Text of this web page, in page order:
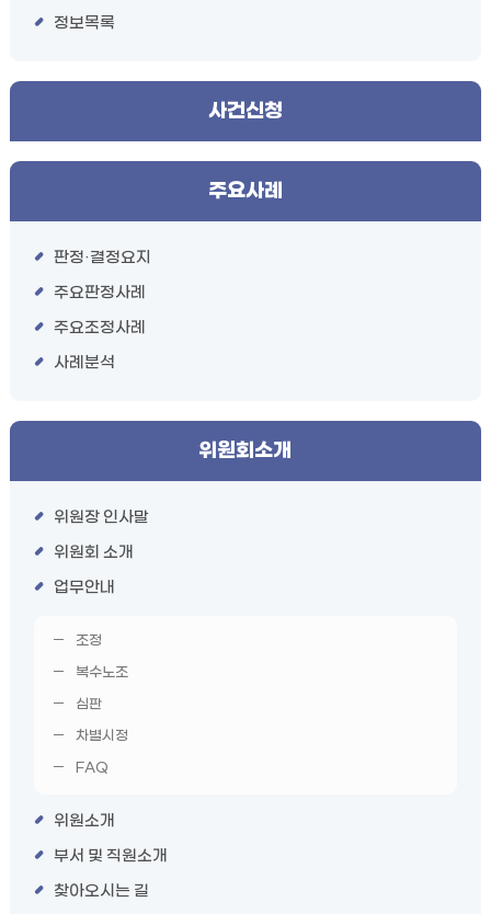
정보목록
사건신청
주요사례
판정·결정요지
주요판정사례
주요조정사례
사례분석
위원회소개
위원장 인사말
위원회 소개
업무안내
조정
복수노조
심판
차별시정
FAQ
위원소개
부서 및 직원소개
찾아오시는 길